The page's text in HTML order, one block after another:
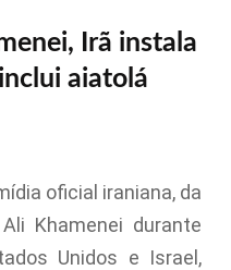
Irã instala
aiatolá
oficial iraniana, da
Khamenei durante
Unidos e Israel,